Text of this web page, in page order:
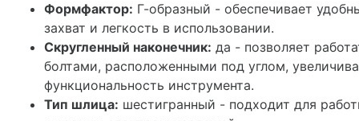
Формфактор: Г-образный - обеспечивает
захват и легкость в использовании.
Скругленный наконечник: да - позволяет
болтами, расположенными под углом,
функциональность инструмента.
Тип шлица: шестигранный - подходит для